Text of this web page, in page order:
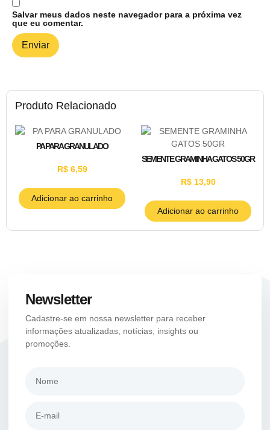
Produto Relacionado
PA PARA GRANULADO
R$6,59
Adicionar ao carrinho
SEMENTE GRAMINHA GATOS 50GR
R$13,90
Adicionar ao carrinho
Salvar meus dados neste navegador para a próxima vez
que eu comentar.
Newsletter
Cadastre-se em nossa newsletter para receber
informações atualizadas, notícias, insights ou
promoções.